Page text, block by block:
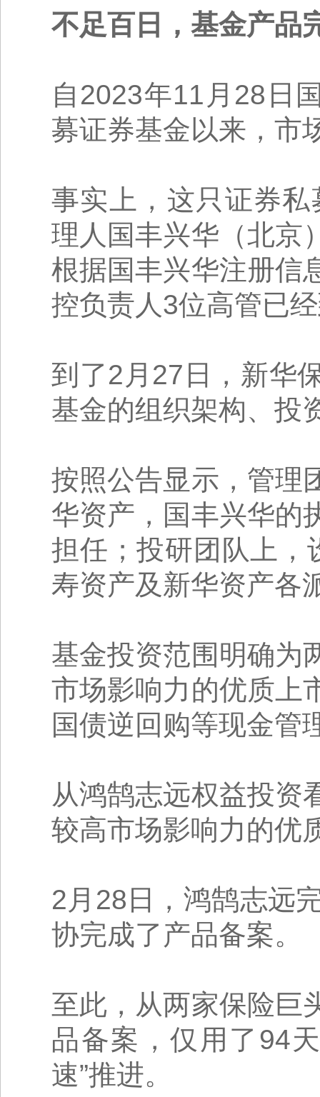
不足百日，基金产品
自2023年11月28日
募证券基金以来，市
事实上，这只证券
理人国丰兴华（北京
根据国丰兴华注册信
控负责人3位高管已
到了2月27日，新华
基金的组织架构、投
按照公告显示，管理
华资产，国丰兴华的
担任；投研团队上，
寿资产及新华资产各
基金投资范围明确为
市场影响力的优质上
国债逆回购等现金管
从鸿鹄志远权益投资
较高市场影响力的优
2月28日，鸿鹄志远
协完成了产品备案。
至此，从两家保险巨
品备案，仅用了94
速”推进。